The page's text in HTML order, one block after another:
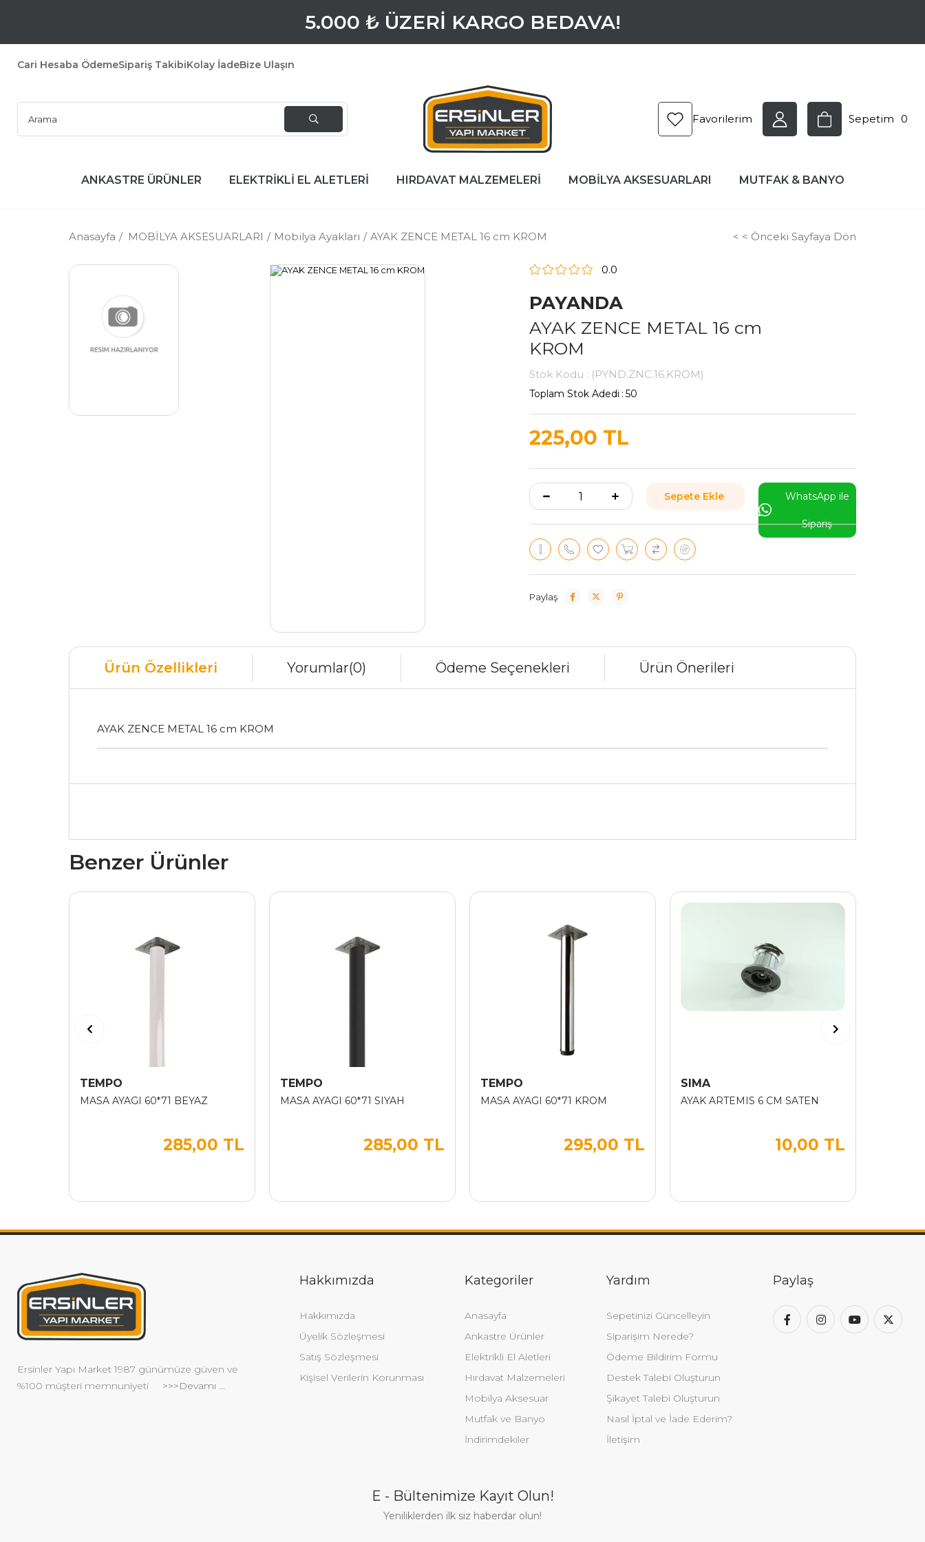
5.000 ₺ ÜZERİ KARGO BEDAVA!
Cari Hesaba ÖdemeSipariş TakibiKolay İadeBize Ulaşın
Sepetim 0
Favorilerim
ANKASTRE ÜRÜNLER ELEKTRİKLİ EL ALETLERİ HIRDAVAT MALZEMELERİ MOBİLYA AKSESUARLARI MUTFAK & BANYO
Anasayfa MOBİLYA AKSESUARLARI Mobilya Ayakları AYAK ZENCE METAL 16 cm KROM < < Önceki Sayfaya Dön
0.0
PAYANDA
AYAK ZENCE METAL 16 cm
KROM
Stok Kodu (PYND.ZNC.16.KROM)
Toplam Stok Adedi : 50
225,00 TL
WhatsApp ile
Sipariş
Paylaş
Ürün Özellikleri Yorumlar(0) Ödeme Seçenekleri Ürün Önerileri
AYAK ZENCE METAL 16 cm KROM
Benzer Ürünler
TEMPO
MASA AYAGI 60*71 BEYAZ
285,00 TL
TEMPO
MASA AYAGI 60*71 SIYAH
285,00 TL
TEMPO
MASA AYAGI 60*71 KROM
295,00 TL
SIMA
AYAK ARTEMIS 6 CM SATEN
10,00 TL
Ersinler Yapı Market 1987 günümüze güven ve
%100 müşteri memnuniyeti
>>>Devamı ...
Hakkımızda
Hakkımızda
Üyelik Sözleşmesi
Satış Sözleşmesi
Kişisel Verilerin Korunması
Kategoriler
Anasayfa
Ankastre Ürünler
Elektrikli El Aletleri
Hırdavat Malzemeleri
Mobilya Aksesuar
Mutfak ve Banyo
İndirimdekiler
Yardım
Sepetinizi Güncelleyin
Siparişim Nerede?
Ödeme Bildirim Formu
Destek Talebi Oluşturun
Şikayet Talebi Oluşturun
Nasıl İptal ve İade Ederim?
İletişim
Paylaş
E - Bültenimize Kayıt Olun!
Yeniliklerden ilk siz haberdar olun!